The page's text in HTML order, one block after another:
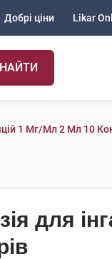
Добрі ціни Likar
1 Мг/мл 2 Мл 10
для